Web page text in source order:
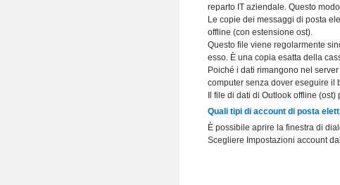
reparto IT aziendale. Questo
Le copie dei messaggi di posta
offline (con estensione ost).
Questo file viene regolarmente
esso. È una copia esatta della
Poiché i dati rimangono nel
computer senza dover eseguire il
Il file di dati di Outlook offline
Quali tipi di account di posta
È possibile aprire la finestra di
Scegliere Impostazioni account